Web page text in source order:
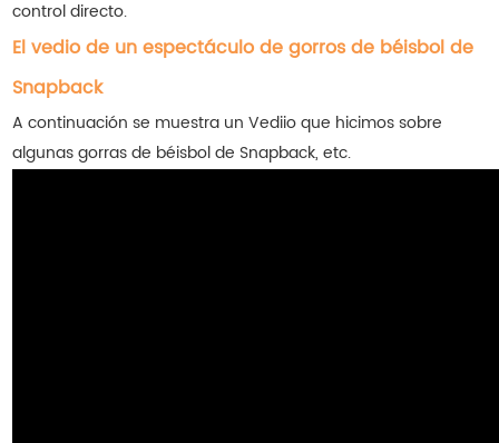
control directo.
El vedio de un espectáculo de gorros de béisbol de
Snapback
A continuación se muestra un Vediio que hicimos sobre
algunas gorras de béisbol de Snapback, etc.